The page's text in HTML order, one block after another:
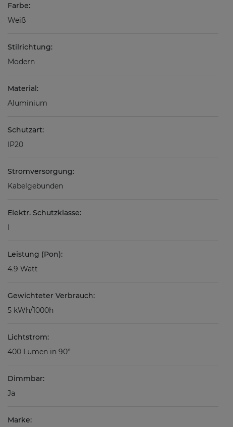
Farbe:
Weiß
Stilrichtung:
Modern
Material:
Aluminium
Schutzart:
IP20
Stromversorgung:
Kabelgebunden
Elektr. Schutzklasse:
I
Leistung (Pon):
4.9 Watt
Gewichteter Verbrauch:
5 kWh/1000h
Lichtstrom:
400 Lumen in 90°
Dimmbar:
Ja
Marke: